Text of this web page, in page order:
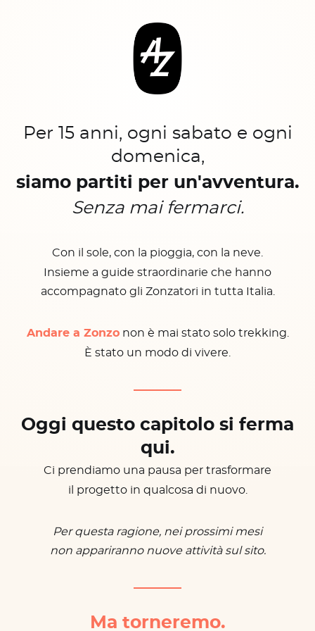
Per 15 anni, ogni sabato e ogni
domenica,
siamo partiti per un'avventura.
Senza mai fermarci.
Con il sole, con la pioggia, con la neve.
Insieme a guide straordinarie che hanno
accompagnato gli Zonzatori in tutta Italia.
Andare a Zonzonon è mai stato solo trekking.
È stato un modo di vivere.
Oggi questo capitolo si ferma
qui.
Ci prendiamo una pausa per trasformare
il progetto in qualcosa di nuovo.
Per questa ragione, nei prossimi mesi
non appariranno nuove attività sul sito.
Ma torneremo.